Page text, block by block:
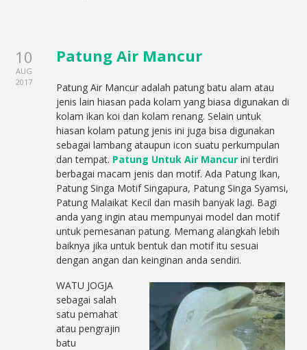
10
AUG
2017
Patung Air Mancur
Patung Air Mancur adalah patung batu alam atau
jenis lain hiasan pada kolam yang biasa digunakan di
kolam ikan koi dan kolam renang. Selain untuk
hiasan kolam patung jenis ini juga bisa digunakan
sebagai lambang ataupun icon suatu perkumpulan
dan tempat. Patung Untuk Air Mancur ini terdiri
berbagai macam jenis dan motif. Ada Patung Ikan,
Patung Singa Motif Singapura, Patung Singa Syamsi,
Patung Malaikat Kecil dan masih banyak lagi. Bagi
anda yang ingin atau mempunyai model dan motif
untuk pemesanan patung. Memang alangkah lebih
baiknya jika untuk bentuk dan motif itu sesuai
dengan angan dan keinginan anda sendiri.
WATU JOGJA
sebagai salah
satu pemahat
atau pengrajin
batu